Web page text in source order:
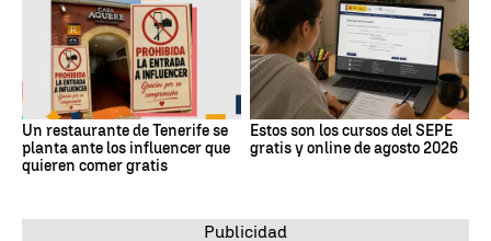
Un restaurante de Tenerife se
planta ante los influencer que
quieren comer gratis
Estos son los cursos del SEPE
gratis y online de agosto 2026